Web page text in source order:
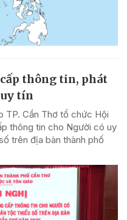
cấp thông tin, phát
tín
TP. Cần Thơ tổ chức Hội
thông tin cho Người có uy
trên địa bàn thành phố